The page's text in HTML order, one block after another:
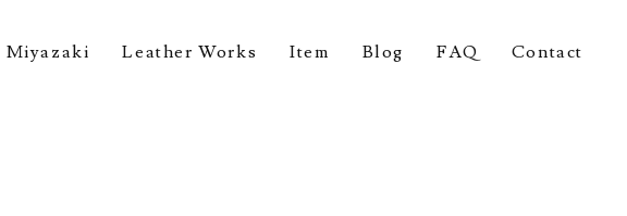
Miyazaki Leather Works Item Blog FAQ Contact